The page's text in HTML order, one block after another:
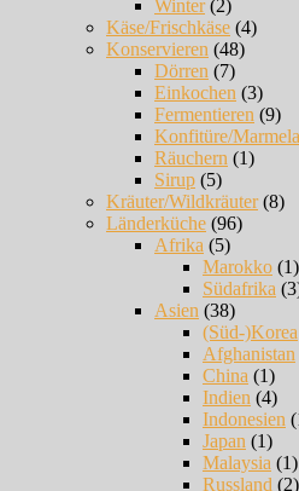
Winter(2)
Käse/Frischkäse (4)
Konservieren (48)
Dörren (7)
Einkochen (3)
Fermentieren (9)
Konfitüre/
Räuchern (1)
Sirup (5)
Kräuter/Wildkräuter(8)
Länderküche (96)
Afrika (5)
Marokko (1)
Südafrika
Asien (38)
(Süd-)Korea
Afghanistan
China (1)
Indien (4)
Indonesien
Japan (1)
Malaysia (1)
Russland (2)